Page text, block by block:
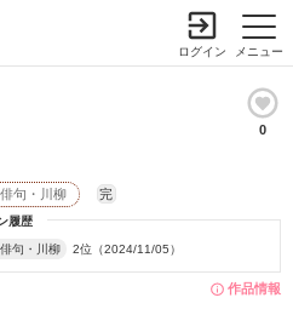
メニュー
ログイン
0
作品情報
履歴
句・川柳 2位（2024/11/05）
句・川柳 完